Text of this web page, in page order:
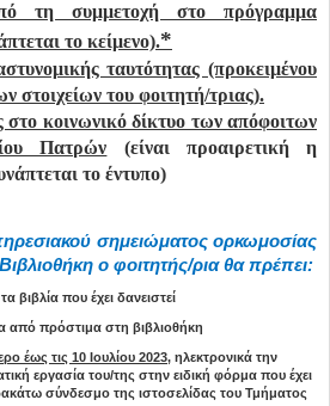
τη συμμετοχή στο πρόγραμμα
το κείμενο).*
ταυτότητας (προκειμένου
στοιχείων του φοιτητή/τριας).
κοινωνικό δίκτυο των απόφοιτων
Πατρών (είναι προαιρετική η
το έντυπο)
σημειώματος ορκωμοσίας
ο φοιτητής/ρια θα πρέπει:
βιβλία που έχει δανειστεί
από πρόστιμα στη βιβλιοθήκη
έως τις 10 Ιουλίου 2023, ηλεκτρονικά την
εργασία του/της στην ειδική φόρμα που έχει
σύνδεσμο της ιστοσελίδας του Τμήματος